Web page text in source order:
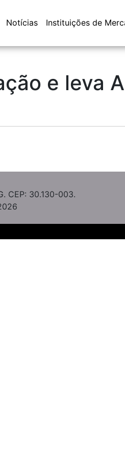
Notícias Instituições de
e leva
CEP: 30.130-003.